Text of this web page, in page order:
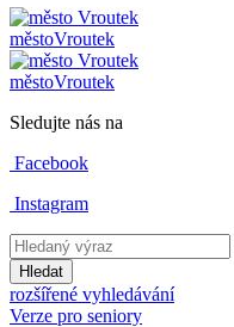
městoVroutek
městoVroutek
Sledujte nás na
Facebook
Instagram
Hledat
rozšířené vyhledávání
Verze pro seniory